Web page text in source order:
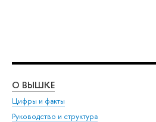
О ВЫШКЕ
Цифры и факты
Руководство и структура